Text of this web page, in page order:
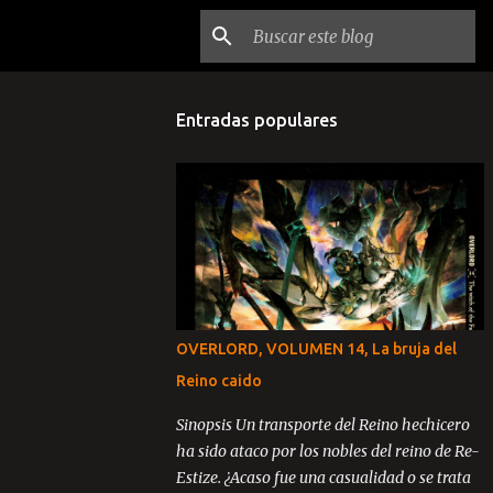
Entradas populares
OVERLORD, VOLUMEN 14, La bruja del
Reino caido
Sinopsis Un transporte del Reino hechicero
ha sido ataco por los nobles del reino de Re-
Estize. ¿Acaso fue una casualidad o se trata